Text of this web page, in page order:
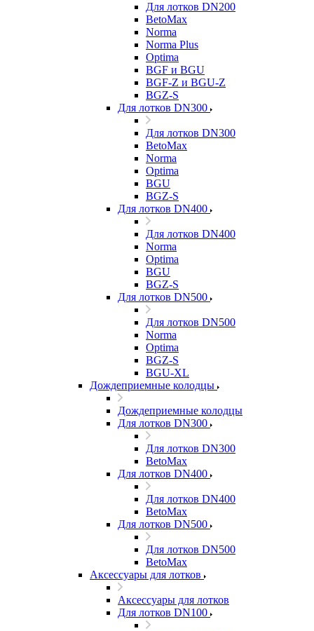
Для лотков DN200
BetoMax
Norma
Norma Plus
Optima
BGF и BGU
BGF-Z и BGU-Z
BGZ-S
Для лотков DN300
Для лотков DN300
BetoMax
Norma
Optima
BGU
BGZ-S
Для лотков DN400
Для лотков DN400
Norma
Optima
BGU
BGZ-S
Для лотков DN500
Для лотков DN500
Norma
Optima
BGZ-S
BGU-XL
Дождеприемные колодцы
Дождеприемные колодцы
Для лотков DN300
Для лотков DN300
BetoMax
Для лотков DN400
Для лотков DN400
BetoMax
Для лотков DN500
Для лотков DN500
BetoMax
Аксессуары для лотков
Аксессуары для лотков
Для лотков DN100